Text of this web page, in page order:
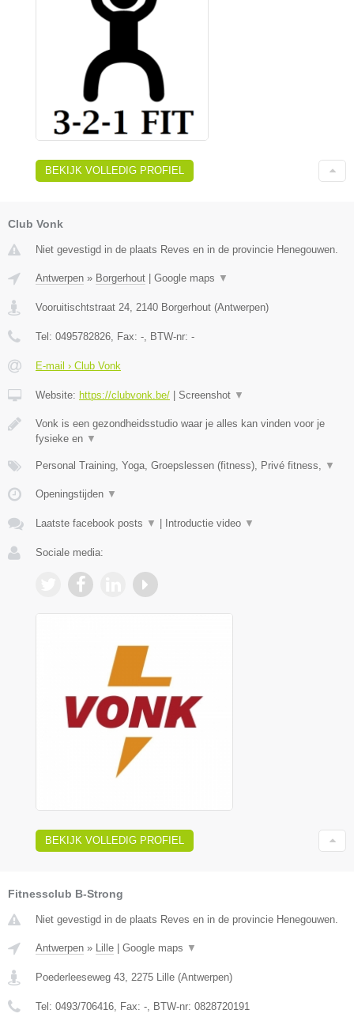
BEKIJK VOLLEDIG PROFIEL
Club Vonk
Niet gevestigd in de plaats Reves en in de provincie Henegouwen.
Antwerpen » Borgerhout | Google maps ▼
Vooruitischtstraat 24 2140 Borgerhout (Antwerpen)
Tel: 0495782826 , Fax: - , BTW-nr: -
E-mail › Club Vonk
Website: https://clubvonk.be/ | Screenshot ▼
Vonk is een gezondheidsstudio waar je alles kan vinden voor je
fysieke en ▼
Personal Training, Yoga, Groepslessen (fitness), Privé fitness, ▼
Openingstijden ▼
Laatste facebook posts ▼ | Introductie video ▼
Sociale media:
BEKIJK VOLLEDIG PROFIEL
Fitnessclub B-Strong
Niet gevestigd in de plaats Reves en in de provincie Henegouwen.
Antwerpen » Lille | Google maps ▼
Poederleeseweg 43 2275 Lille (Antwerpen)
Tel: 0493/706416 , Fax: - , BTW-nr: 0828720191